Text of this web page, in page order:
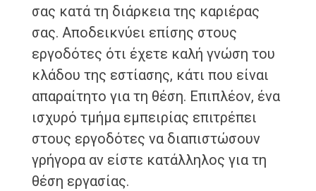
σας κατά τη διάρκεια της καριέρας
σας. Αποδεικνύει επίσης στους
εργοδότες ότι έχετε καλή γνώση του
κλάδου της εστίασης, κάτι που είναι
απαραίτητο για τη θέση. Επιπλέον, ένα
ισχυρό τμήμα εμπειρίας επιτρέπει
στους εργοδότες να διαπιστώσουν
γρήγορα αν είστε κατάλληλος για τη
θέση εργασίας.